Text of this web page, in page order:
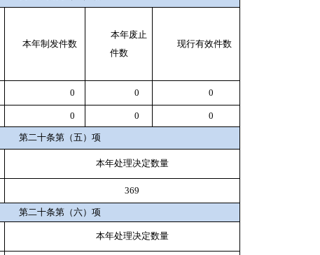
本年制发件数
本年废止
件数
现行有效件数
0 0 0
0 0 0
第二十条第（五）项
本年处理决定数量
369
第二十条第（六）项
本年处理决定数量